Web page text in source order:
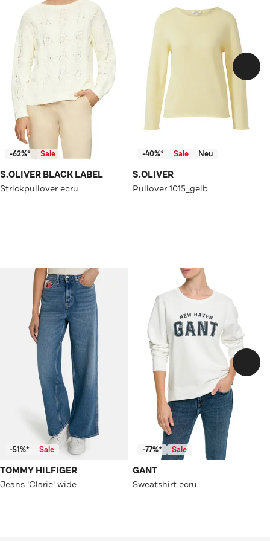
-62%* Sale
S.OLIVER BLACK LABEL
Strickpullover ecru
-40%* Sale Neu
S.OLIVER
Pullover 1015_gelb
-51%* Sale
TOMMY HILFIGER
Jeans 'Clarie' wide
-77%* Sale
GANT
Sweatshirt ecru